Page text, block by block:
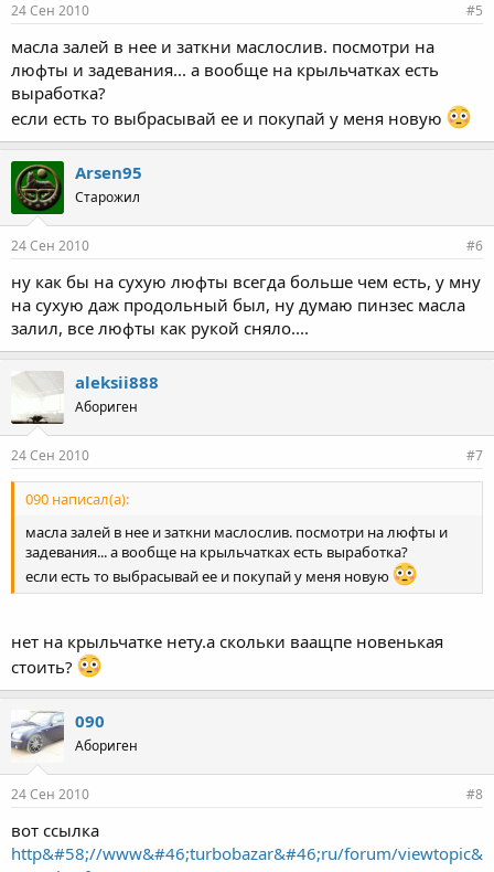
24 Сен 2010 #5
масла залей в нее и заткни маслослив. посмотри на
люфты и задевания... а вообще на крыльчатках есть
выработка?
если есть то выбрасывай ее и покупай у меня новую
Arsen95
Старожил
24 Сен 2010 #6
ну как бы на сухую люфты всегда больше чем есть, у мну
на сухую даж продольный был, ну думаю пинзес масла
залил, все люфты как рукой сняло....
aleksii888
Абориген
24 Сен 2010 #7
090 написал(а):
масла залей в нее и заткни маслослив. посмотри на люфты и
задевания... а вообще на крыльчатках есть выработка?
если есть то выбрасывай ее и покупай у меня новую
нет на крыльчатке нету.а скольки ваащпе новенькая
стоить?
090
Абориген
24 Сен 2010 #8
вот ссылка
http&#58;//www&#46;turbobazar&#46;ru/forum/viewtopic&